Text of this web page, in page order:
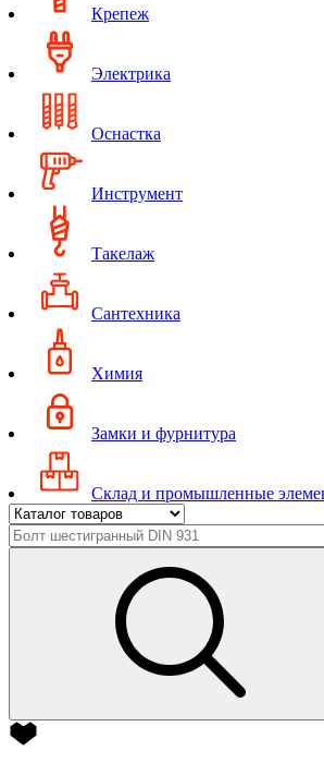
Крепеж
Электрика
Оснастка
Инструмент
Такелаж
Сантехника
Химия
Замки и фурнитура
Склад и промышленные